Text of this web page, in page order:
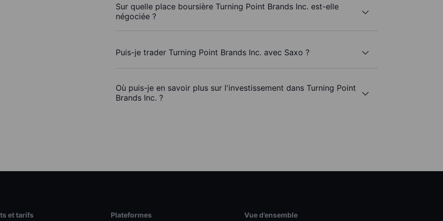
Sur quelle place boursière Turning Point Brands Inc. est-elle
négociée ?
Puis-je trader Turning Point Brands Inc. avec Saxo ?
Où puis-je en savoir plus sur l'investissement dans Turning Point
Brands Inc. ?
et tarifs Plateformes Vue d’ensemble